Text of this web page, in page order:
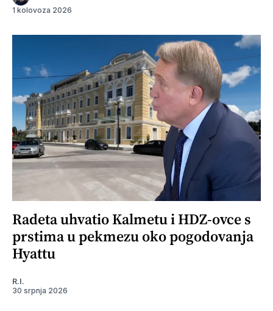
1 kolovoza 2026
Radeta uhvatio Kalmetu i HDZ-ovce s
prstima u pekmezu oko pogodovanja
Hyattu
R.I.
30 srpnja 2026